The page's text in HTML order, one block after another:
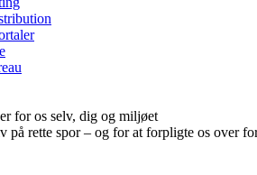
for os selv, dig og miljøet
på rette spor – og for at forpligte os over